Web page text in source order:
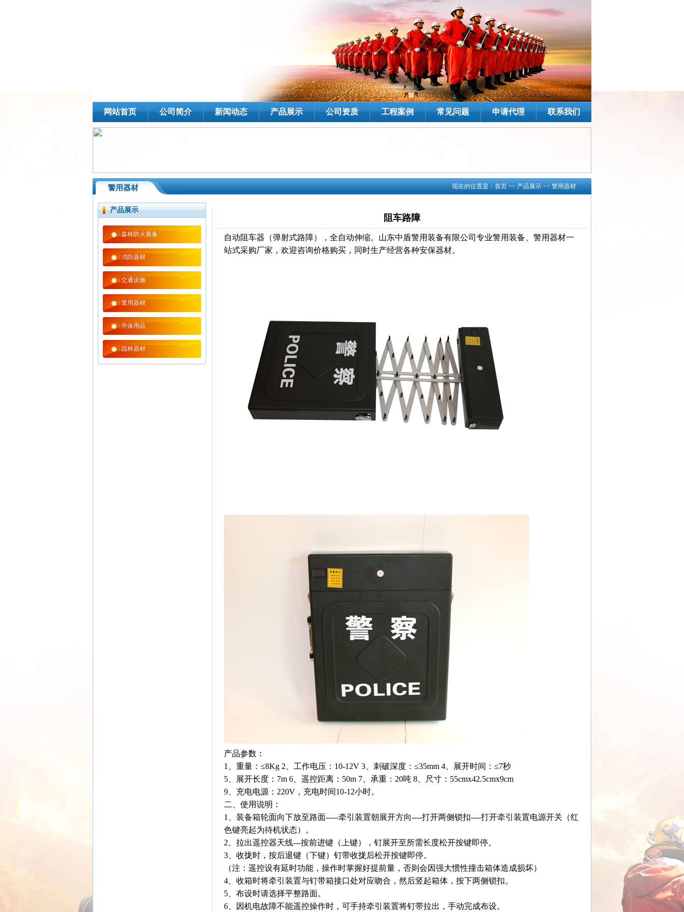
网站首页 公司简介 新闻动态 产品展示 公司资质 工程案例 常见问题 申请代理 联系我们
警用器材 现在的位置是： 首页 >> 产品展示 >> 警用器材
产品展示
森林防火装备
消防器材
交通设施
警用器材
劳保用品
园林器材
阻车路障
自动阻车器（弹射式路障），全自动伸缩。山东中盾警用装备有限公司专业警用装备、警用器材一
站式采购厂家，欢迎咨询价格购买，同时生产经营各种安保器材。
产品参数：
1、重量：≤8Kg 2、工作电压：10-12V 3、刺破深度：≤35mm 4、展开时间：≤7秒
5、展开长度：7m 6、遥控距离：50m 7、承重：20吨 8、尺寸：55cmx42.5cmx9cm
9、充电电源：220V，充电时间10-12小时。
二、使用说明：
1、装备箱轮面向下放至路面-----牵引装置朝展开方向----打开两侧锁扣----打开牵引装置电源开关（红
色键亮起为待机状态）。
2、拉出遥控器天线---按前进键（上键），钉展开至所需长度松开按键即停。
3、收拢时，按后退键（下键）钉带收拢后松开按键即停。
（注：遥控设有延时功能，操作时掌握好提前量，否则会因强大惯性撞击箱体造成损坏）
4、收箱时将牵引装置与钉带箱接口处对应吻合，然后竖起箱体，按下两侧锁扣。
5、布设时请选择平整路面。
6、因机电故障不能遥控操作时，可手持牵引装置将钉带拉出，手动完成布设。